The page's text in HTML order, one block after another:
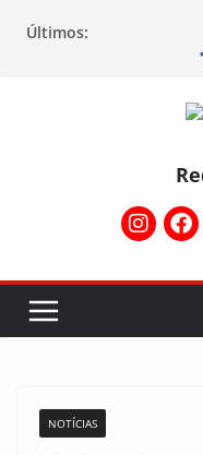
Últimos:
NOTÍCIAS